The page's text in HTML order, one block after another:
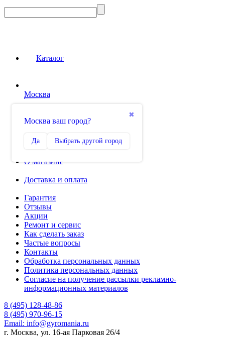
Каталог
Москва
✖
Москва ваш город?
Да Выбрать другой город
0
Избранное
О магазине
Доставка и оплата
Гарантия
Отзывы
Акции
Ремонт и сервис
Как сделать заказ
Частые вопросы
Контакты
Обработка персональных данных
Политика персональных данных
Согласие на получение рассылки рекламно-
информационных материалов
8 (495) 128-48-86
8 (495) 970-96-15
Email: info@gyromania.ru
г. Москва, ул. 16-ая Парковая 26/4